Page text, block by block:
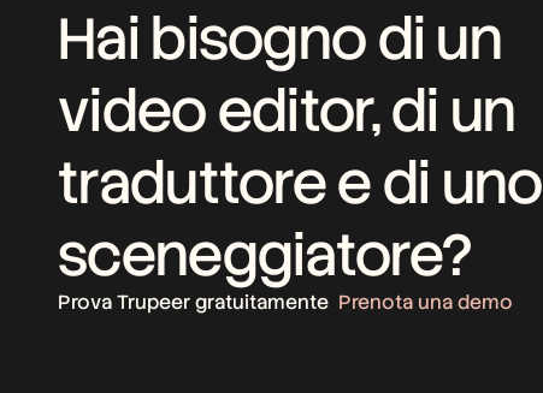
Hai bisogno di un
video editor, di un
traduttore e di uno
sceneggiatore?
Prova Trupeer gratuitamente Prenota una demo